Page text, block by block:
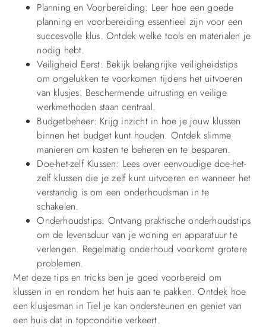
Planning en Voorbereiding: Leer hoe een goede
planning en voorbereiding essentieel zijn voor een
succesvolle klus. Ontdek welke tools en materialen je
nodig hebt.
Veiligheid Eerst: Bekijk belangrijke veiligheidstips
om ongelukken te voorkomen tijdens het uitvoeren
van klusjes. Beschermende uitrusting en veilige
werkmethoden staan centraal.
Budgetbeheer: Krijg inzicht in hoe je jouw klussen
binnen het budget kunt houden. Ontdek slimme
manieren om kosten te beheren en te besparen.
Doe-het-zelf Klussen: Lees over eenvoudige doe-het-
zelf klussen die je zelf kunt uitvoeren en wanneer het
verstandig is om een onderhoudsman in te
schakelen.
Onderhoudstips: Ontvang praktische onderhoudstips
om de levensduur van je woning en apparatuur te
verlengen. Regelmatig onderhoud voorkomt grotere
problemen.
Met deze tips en tricks ben je goed voorbereid om
klussen in en rondom het huis aan te pakken. Ontdek hoe
een klusjesman in Tiel je kan ondersteunen en geniet van
een huis dat in topconditie verkeert.